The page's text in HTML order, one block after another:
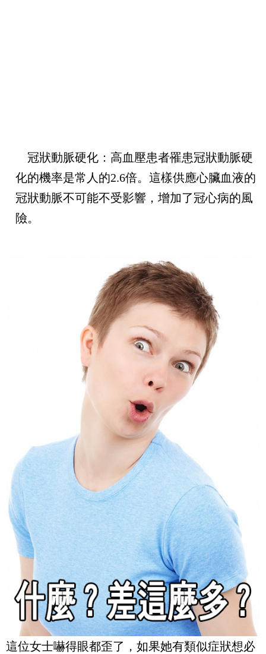
冠狀動脈硬化 ：高血壓患者罹患冠狀動脈硬
化的機率是常人的2.6倍。這樣供應心臟血液的
冠狀動脈不可能不受影響，增加了冠心病的風
險。
這位女士嚇得眼都歪了，如果她有類似症狀想必